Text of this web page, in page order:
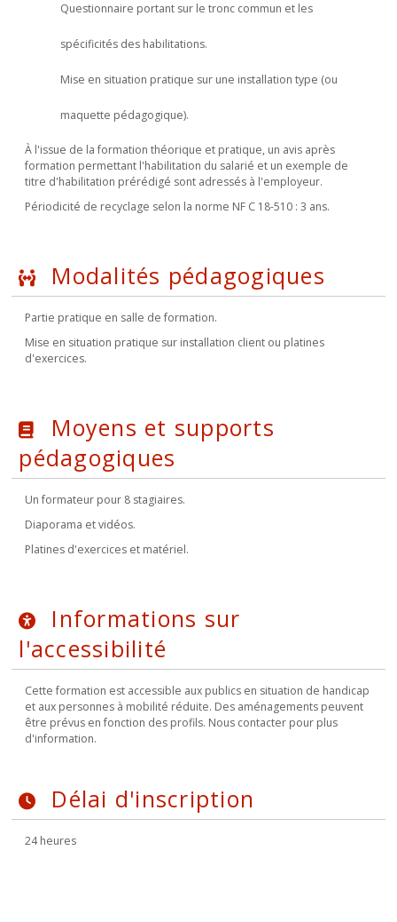
Questionnaire portant sur le tronc commun et les
spécificités des habilitations.
Mise en situation pratique sur une installation type (ou
maquette pédagogique).
À l'issue de la formation théorique et pratique, un avis après
formation permettant l'habilitation du salarié et un exemple de
titre d'habilitation prérédigé sont adressés à l'employeur.
Périodicité de recyclage selon la norme NF C 18-510 : 3 ans.
Modalités pédagogiques
Partie pratique en salle de formation.
Mise en situation pratique sur installation client ou platines
d'exercices.
Moyens et supports
pédagogiques
Un formateur pour 8 stagiaires.
Diaporama et vidéos.
Platines d'exercices et matériel.
Informations sur
l'accessibilité
Cette formation est accessible aux publics en situation de handicap
et aux personnes à mobilité réduite. Des aménagements peuvent
être prévus en fonction des profils. Nous contacter pour plus
d'information.
Délai d'inscription
24 heures